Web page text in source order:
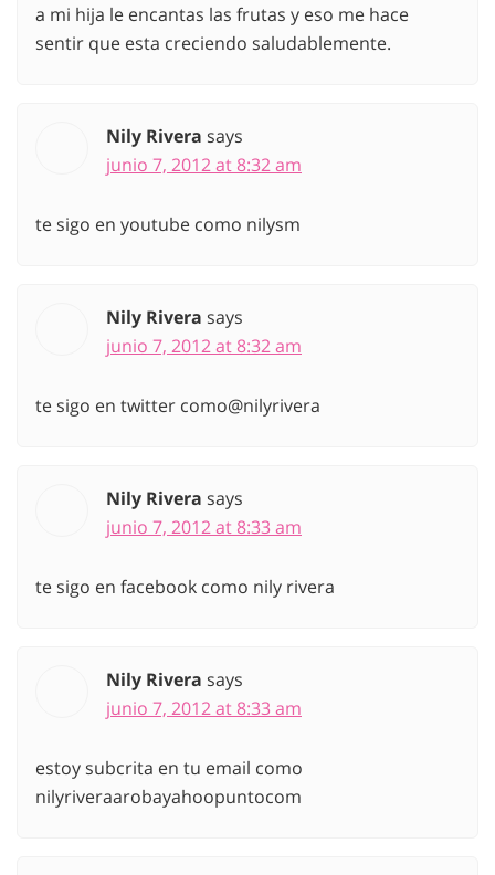
a mi hija le encantas las frutas y eso me hace
sentir que esta creciendo saludablemente.
Nily Rivera says
junio 7, 2012 at 8:32 am
te sigo en youtube como nilysm
Nily Rivera says
junio 7, 2012 at 8:32 am
te sigo en twitter como@nilyrivera
Nily Rivera says
junio 7, 2012 at 8:33 am
te sigo en facebook como nily rivera
Nily Rivera says
junio 7, 2012 at 8:33 am
estoy subcrita en tu email como
nilyriveraarobayahoopuntocom